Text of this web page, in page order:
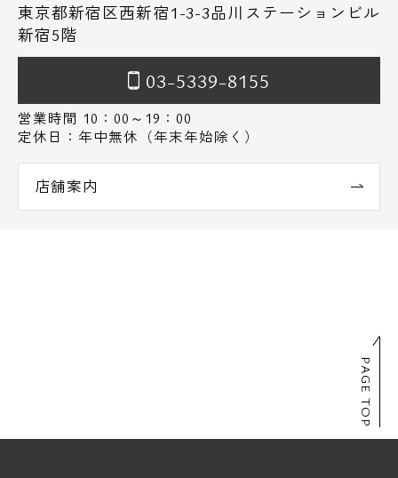
東京都新宿区西新宿1-3-3品川ステーションビル
新宿5階
03-5339-8155
営業時間 10：00～19：00
定休日：年中無休（年末年始除く）
店舗案内
PAGE TOP